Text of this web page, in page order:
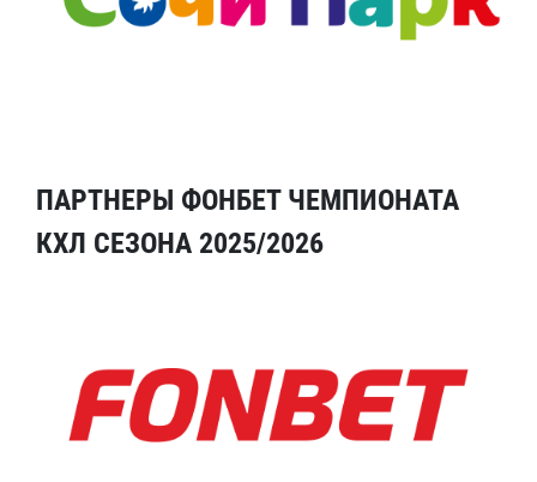
ПАРТНЕРЫ ФОНБЕТ ЧЕМПИОНАТА
КХЛ СЕЗОНА 2025/2026